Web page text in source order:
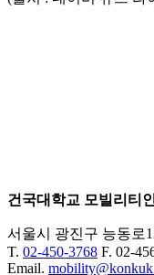
건국대학교 모빌리티
서울시 광진구 능동로
T. 02-450-3768 F. 02-
Email.